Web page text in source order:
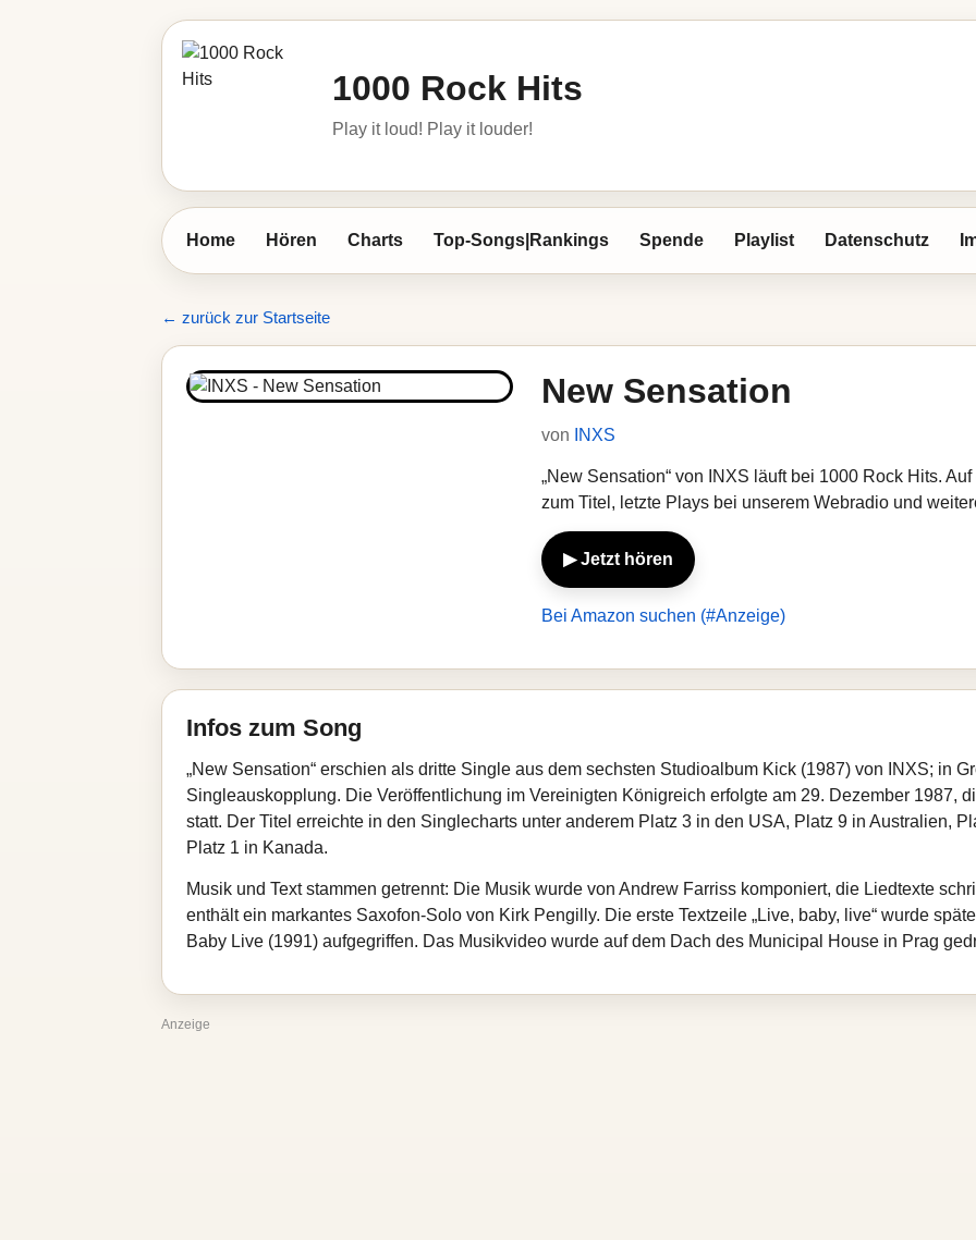
1000 Rock Hits
Play it loud! Play it louder!
Home Hören Charts Top-Songs|Rankings Spende Playlist Datenschutz
← zurück zur Startseite
New Sensation
von INXS
„New Sensation“ von INXS läuft bei 1000 Rock Hits.
zum Titel, letzte Plays bei unserem Webradio und
▶ Jetzt hören
Bei Amazon suchen (#Anzeige)
Infos zum Song
„New Sensation“ erschien als dritte Single aus dem sechsten Studioalbum Kick (1987) von INXS; in
Singleauskopplung. Die Veröffentlichung im Vereinigten Königreich erfolgte am 29. Dezember 1987,
statt. Der Titel erreichte in den Singlecharts unter anderem Platz 3 in den USA, Platz 9 in Australien,
Platz 1 in Kanada.
Musik und Text stammen getrennt: Die Musik wurde von Andrew Farriss komponiert, die Liedtexte
enthält ein markantes Saxofon-Solo von Kirk Pengilly. Die erste Textzeile „Live, baby, live“ wurde
Baby Live (1991) aufgegriffen. Das Musikvideo wurde auf dem Dach des Municipal House in Prag
Anzeige